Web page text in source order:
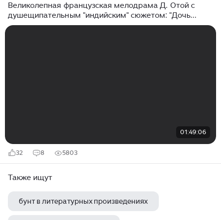
Великолепная французская мелодрама Д. Отой с
душещипательным "индийским" сюжетом: "Дочь
землекопа" 2011г. ХОРОШЕЕ КИНО от ©совсем НЕ
01:49:06
32 8 5803
Также ищут
бунт в литературных произведениях